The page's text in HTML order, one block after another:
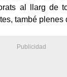
al llarg de
també plenes